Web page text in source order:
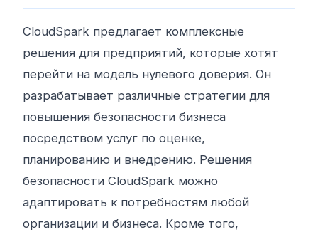
CloudSpark предлагает комплексные
решения для предприятий, которые хотят
перейти на модель нулевого доверия. Он
разрабатывает различные стратегии для
повышения безопасности бизнеса
посредством услуг по оценке,
планированию и внедрению. Решения
безопасности CloudSpark можно
адаптировать к потребностям любой
организации и бизнеса. Кроме того,